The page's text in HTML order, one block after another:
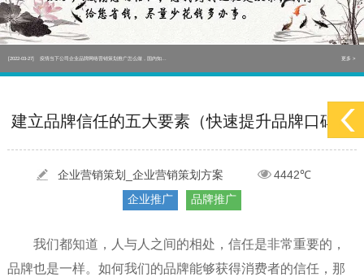
[2022-05-29] 实体门店如何做网络推广吸引客户，实体店网络营销技巧... 更多 >
[2022-05-04] 污水处理设备厂家产品如何做网络推广（污水处理项目网... 更多 >
[2022-03-27] 疫情当下公司企业品牌网络营销策划推广怎么做，国内知... 更多 >
[2022-05-29] 实体门店如何做网络推广吸引客户，实体店网络营销技巧... 更多 >
疫情当下公司企业品牌网络营销策划推广怎么做，国内知...
建立品牌信任的五大要素（快速提升品牌口碑）
企业营销策划_企业营销策划方案
4442℃
企业推广
品牌推广
我们都知道，人与人之间的相处，信任是非常重要的，
品牌也是一样。如何我们的品牌能够获得消费者的信任，那